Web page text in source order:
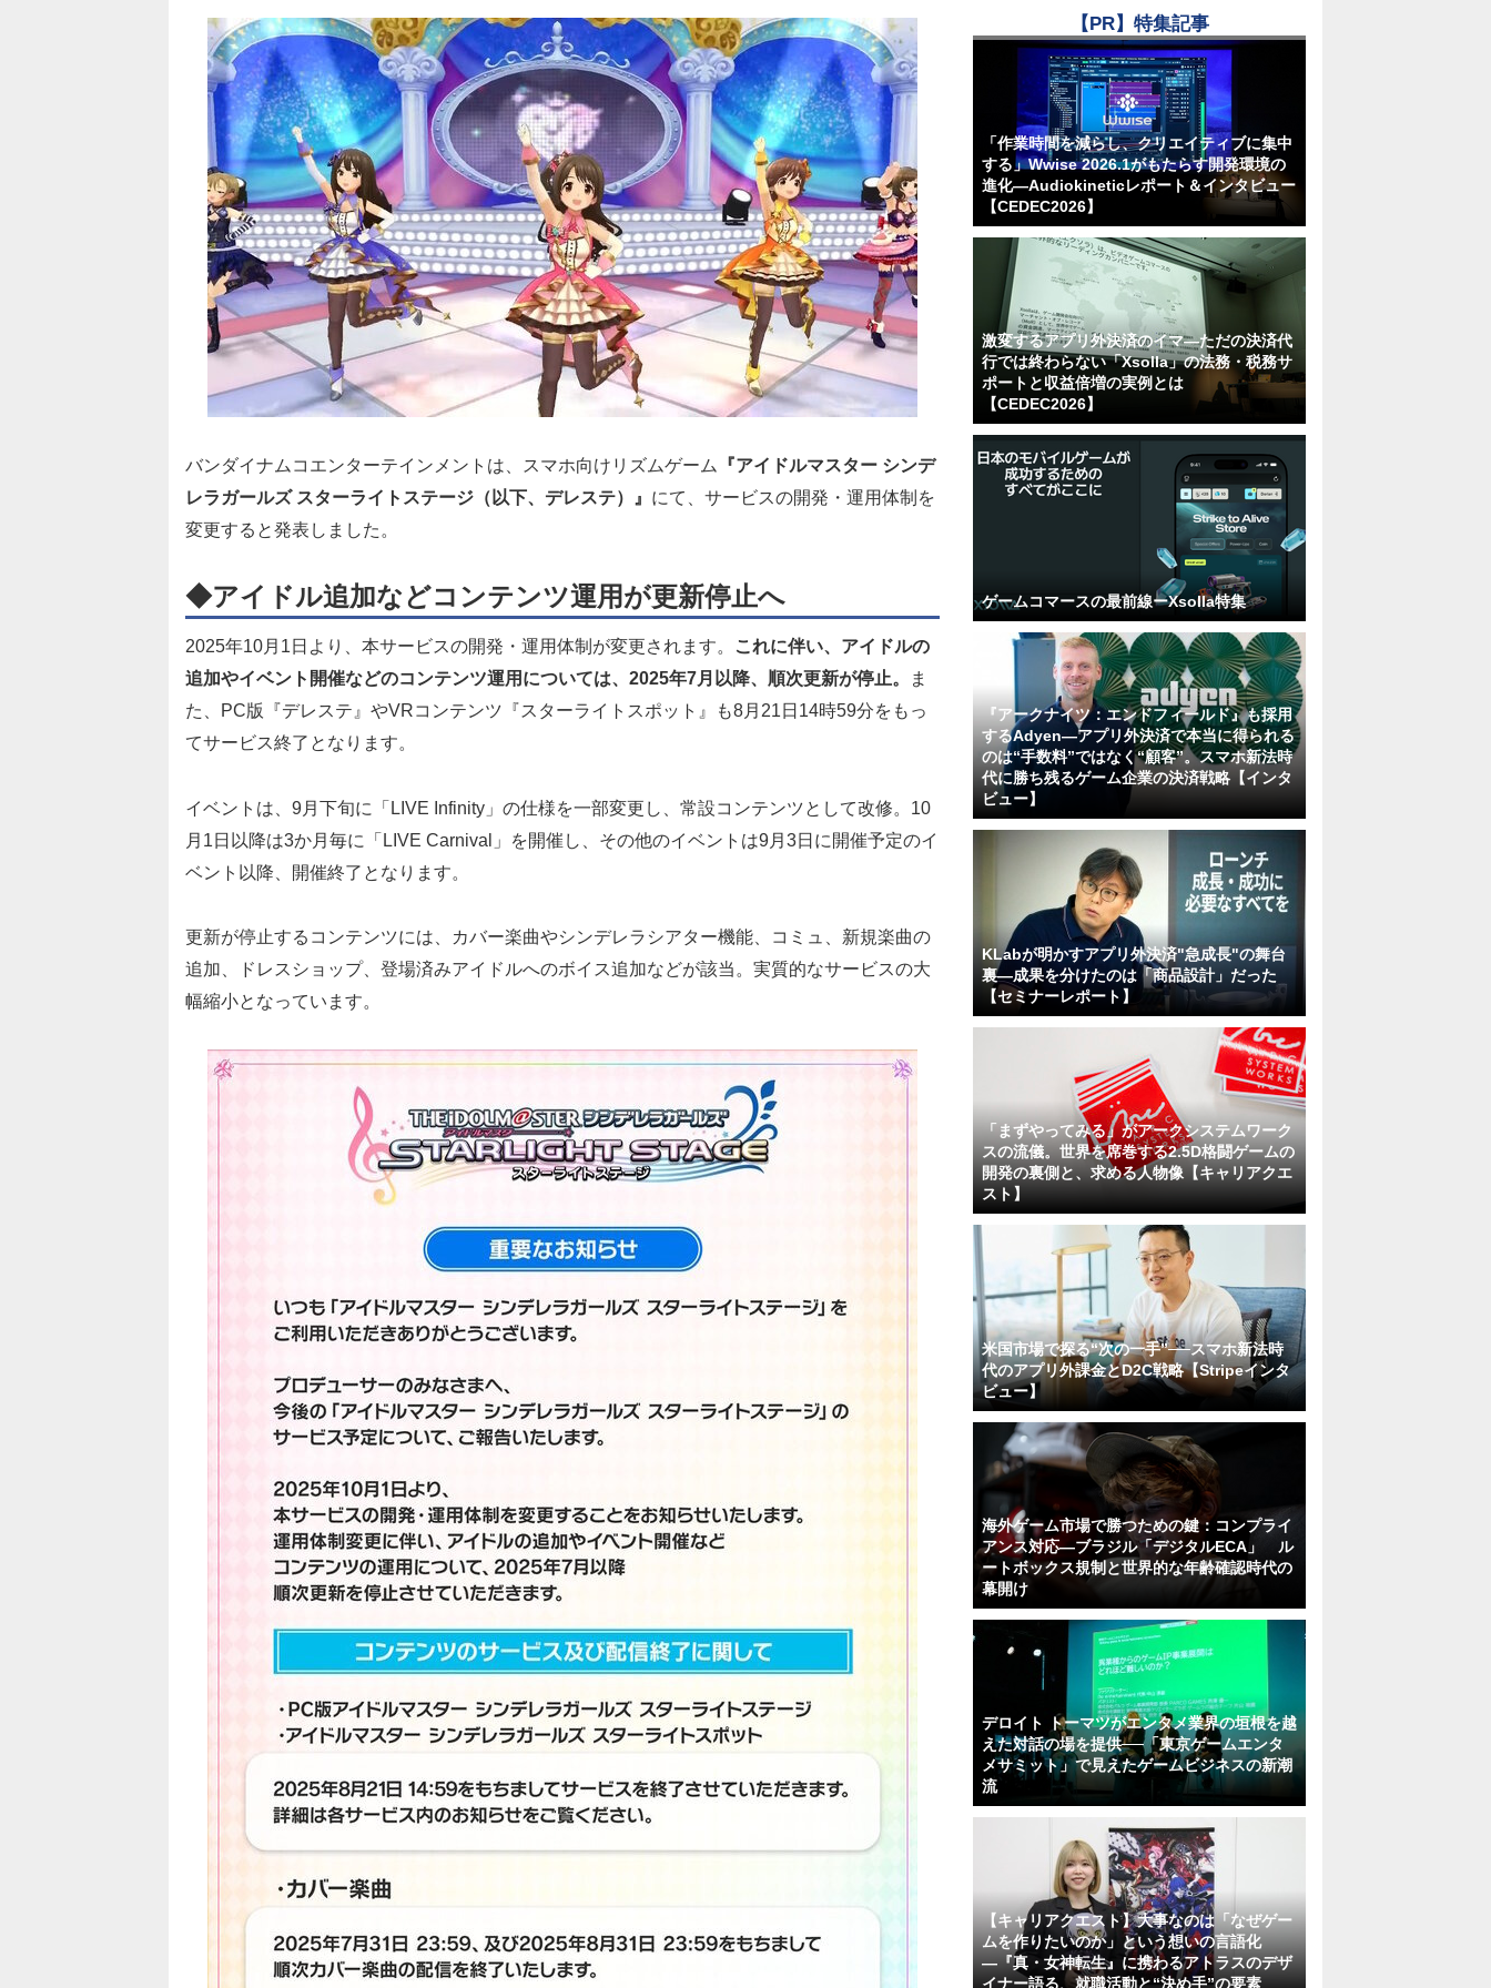
バンダイナムコエンターテインメントは、スマホ向けリズムゲーム
『アイドルマスター シンデ
レラガールズ スターライトステージ（以下、デレステ）』 にて、サービスの開発・運用体制を
変更すると発表しました。
◆アイドル追加などコンテンツ運用が更新停止へ
2025年10月1日より、本サービスの開発・運用体制が変更されます。
これに伴い、アイドルの
追加やイベント開催などのコンテンツ運用については、2025年7月以降、順次更新が停止。
ま
た、PC版『デレステ』やVRコンテンツ『スターライトスポット』も8月21日14時59分をもっ
てサービス終了となります。
イベントは、9月下旬に「LIVE Infinity」の仕様を一部変更し、常設コンテンツとして改修。10
月1日以降は3か月毎に「LIVE Carnival」を開催し、その他のイベントは9月3日に開催予定のイ
ベント以降、開催終了となります。
更新が停止するコンテンツには、カバー楽曲やシンデレラシアター機能、コミュ、新規楽曲の
追加、ドレスショップ、登場済みアイドルへのボイス追加などが該当。実質的なサービスの大
幅縮小となっています。
【PR】特集記事
「作業時間を減らし、クリエイティブに集中
する」Wwise 2026.1がもたらす開発環境の
進化―Audiokineticレポート＆インタビュー
【CEDEC2026】
激変するアプリ外決済のイマ―ただの決済代
行では終わらない「Xsolla」の法務・税務サ
ポートと収益倍増の実例とは
【CEDEC2026】
ゲームコマースの最前線ーXsolla特集
『アークナイツ：エンドフィールド』も採用
するAdyen―アプリ外決済で本当に得られる
のは“手数料”ではなく“顧客”。スマホ新法時
代に勝ち残るゲーム企業の決済戦略【インタ
ビュー】
KLabが明かすアプリ外決済"急成長"の舞台
裏―成果を分けたのは「商品設計」だった
【セミナーレポート】
「まずやってみる」がアークシステムワーク
スの流儀。世界を席巻する2.5D格闘ゲームの
開発の裏側と、求める人物像【キャリアクエ
スト】
米国市場で探る“次の一手”──スマホ新法時
代のアプリ外課金とD2C戦略【Stripeインタ
ビュー】
海外ゲーム市場で勝つための鍵：コンプライ
アンス対応—ブラジル「デジタルECA」 ル
ートボックス規制と世界的な年齢確認時代の
幕開け
デロイト トーマツがエンタメ業界の垣根を越
えた対話の場を提供──「東京ゲームエンタ
メサミット」で見えたゲームビジネスの新潮
流
【キャリアクエスト】大事なのは「なぜゲー
ムを作りたいのか」という想いの言語化
―『真・女神転生』に携わるアトラスのデザ
イナー語る、就職活動と“決め手”の要素